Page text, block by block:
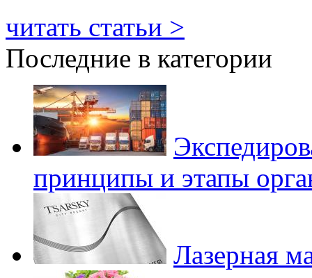
читать статьи >
Последние в категории
принципы и этапы
Лазерная